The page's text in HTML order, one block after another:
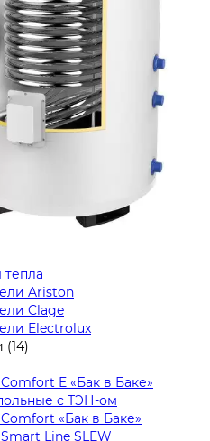
Ariston
Clage
Electrolux
(14)
E «Бак в Баке»
c ТЭН-ом
«Бак в Баке»
Line SLEW